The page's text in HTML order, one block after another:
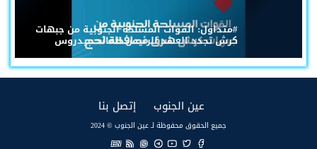
#متداول: القوات المسلحة الجنوبية من جبهات
كرش تجدد العهد للرئيس القائد عيدروس
عين الجنوب إتصل بنا
جميع الحقوق محفوظة لـ عين الجنوب © 2024
EN